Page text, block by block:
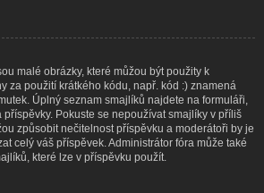
malé obrázky, které můžou být použity k
za použití krátkého kódu, např. kód :) znamená
Úplný seznam smajlíků najdete na formuláři,
příspěvky. Pokuste se nepoužívat smajlíky v příliš
způsobit nečitelnost příspěvku a moderátoři by je
celý váš příspěvek. Administrátor fóra může také
které lze v příspěvku použít.